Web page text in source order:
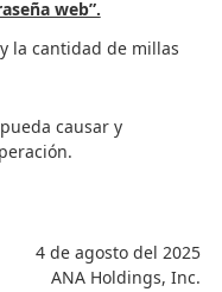
web”.
la cantidad de millas
causar y
4 de agosto del 2025
ANA Holdings, Inc.